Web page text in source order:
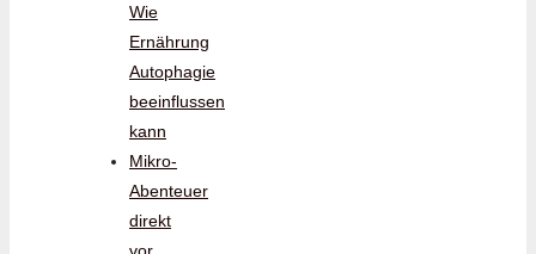
Wie
Ernährung
Autophagie
beeinflussen
kann
Mikro-
Abenteuer
direkt
vor